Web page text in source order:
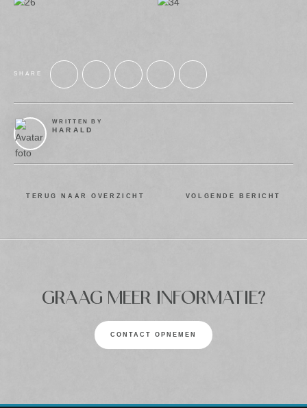
SHARE
WRITTEN BY
HARALD
TERUG NAAR OVERZICHT VOLGENDE BERICHT
GRAAG MEER INFORMATIE?
CONTACT OPNEMEN